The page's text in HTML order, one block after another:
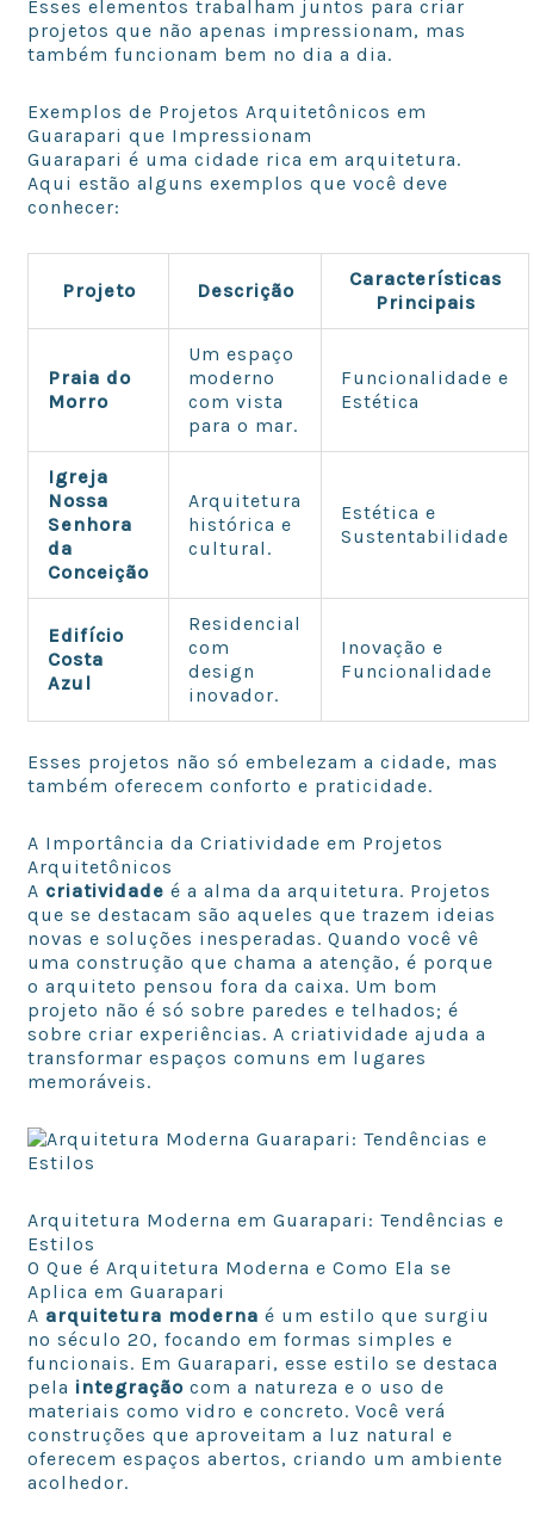
Esses elementos trabalham juntos para criar
projetos que não apenas impressionam, mas
também funcionam bem no dia a dia.
Exemplos de Projetos Arquitetônicos em
Guarapari que Impressionam
Guarapari é uma cidade rica em arquitetura.
Aqui estão alguns exemplos que você deve
conhecer:
Projeto Descrição
Características
Principais
Praia do
Morro
Um espaço
moderno
com vista
para o mar.
Funcionalidade e
Estética
Igreja
Nossa
Senhora
da
Conceição
Arquitetura
histórica e
cultural.
Estética e
Sustentabilidade
Edifício
Costa
Azul
Residencial
com
design
inovador.
Inovação e
Funcionalidade
Esses projetos não só embelezam a cidade, mas
também oferecem conforto e praticidade.
A Importância da Criatividade em Projetos
Arquitetônicos
A criatividade é a alma da arquitetura. Projetos
que se destacam são aqueles que trazem ideias
novas e soluções inesperadas. Quando você vê
uma construção que chama a atenção, é porque
o arquiteto pensou fora da caixa. Um bom
projeto não é só sobre paredes e telhados; é
sobre criar experiências. A criatividade ajuda a
transformar espaços comuns em lugares
memoráveis.
Arquitetura Moderna em Guarapari: Tendências e
Estilos
O Que é Arquitetura Moderna e Como Ela se
Aplica em Guarapari
A arquitetura moderna é um estilo que surgiu
no século 20, focando em formas simples e
funcionais. Em Guarapari, esse estilo se destaca
pela integração com a natureza e o uso de
materiais como vidro e concreto. Você verá
construções que aproveitam a luz natural e
oferecem espaços abertos, criando um ambiente
acolhedor.